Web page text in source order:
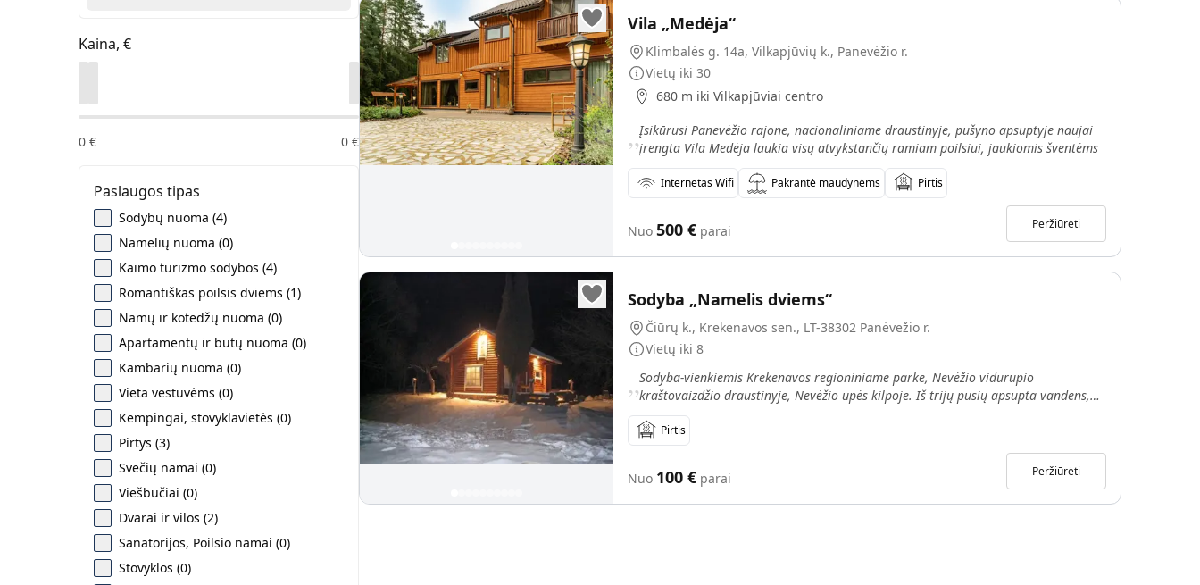
Kaina, €
0 € 0 €
Paslaugos tipas
Sodybų nuoma (4)
Namelių nuoma (0)
Kaimo turizmo sodybos (4)
Romantiškas poilsis dviems (1)
Namų ir kotedžų nuoma (0)
Apartamentų ir butų nuoma (0)
Kambarių nuoma (0)
Vieta vestuvėms (0)
Kempingai, stovyklavietės (0)
Pirtys (3)
Svečių namai (0)
Viešbučiai (0)
Dvarai ir vilos (2)
Sanatorijos, Poilsio namai (0)
Stovyklos (0)
Vila „Medėja“
Klimbalės g. 14a, Vilkapjūvių k., Panevėžio r.
Vietų iki 30
680 m iki Vilkapjūviai centro
„Įsikūrusi Panevėžio rajone, nacionaliniame draustinyje, pušyno apsuptyje naujai
įrengta Vila Medėja laukia visų atvykstančių ramiam poilsiui, jaukiomis šventėms
Internetas Wifi Pakrantė maudynėms Pirtis
Nuo 500€ parai Peržiūrėti
Sodyba „Namelis dviems“
Čiūrų k., Krekenavos sen., LT-38302 Panėvežio r.
Vietų iki 8
„Sodyba-vienkiemis Krekenavos regioniniame parke, Nevėžio vidurupio
kraštovaizdžio draustinyje, Nevėžio upės kilpoje. Iš trijų pusių apsupta vandens,
upės vanden
Pirtis
Nuo 100€ parai Peržiūrėti